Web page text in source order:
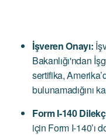
İşveren Onayı:
Bakanlığı'ndan
sertifika,
bulunamadığını
Form I-140
için Form I-140’ı